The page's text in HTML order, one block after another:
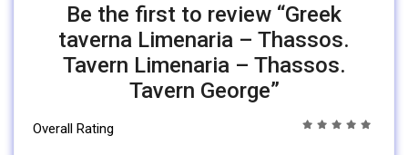
Be the first to review “Greek
taverna Limenaria – Thassos.
Tavern Limenaria – Thassos.
Tavern George”
Overall Rating